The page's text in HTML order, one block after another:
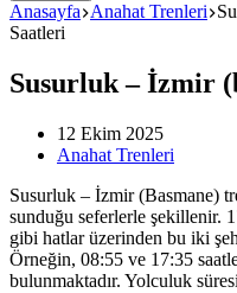
Anasayfa Anahat Trenleri
Saatleri
Susurluk – İzmir
12 Ekim 2025
Anahat Trenleri
Susurluk – İzmir (Basmane)
sunduğu seferlerle şekillenir.
gibi hatlar üzerinden bu iki
Örneğin, 08:55 ve 17:35
bulunmaktadır. Yolculuk